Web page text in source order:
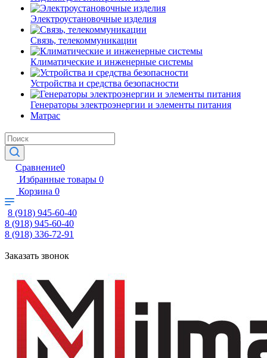
Электроустановочные изделия
Связь, телекоммуникации
Климатические и инженерные системы
Устройства и средства безопасности
Генераторы электроэнергии и элементы питания
Матрас
Сравнение0
Избранные товары 0
Корзина 0
8 (918) 945-60-40
8 (918) 945-60-40
8 (918) 336-72-91
Заказать звонок